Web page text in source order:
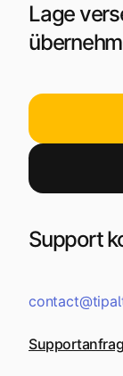
Lage
Support